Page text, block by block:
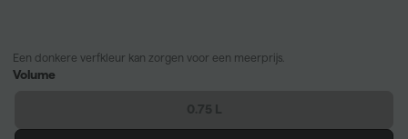
Een donkere verfkleur kan zorgen voor een meerprijs.
Volume